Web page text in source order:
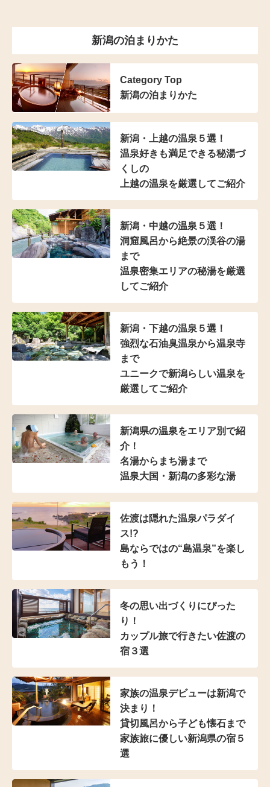
新潟の泊まりかた
Category Top
新潟の泊まりかた
新潟・上越の温泉５選！
温泉好きも満足できる秘湯づ
くしの
上越の温泉を厳選してご紹介
新潟・中越の温泉５選！
洞窟風呂から絶景の渓谷の湯
まで
温泉密集エリアの秘湯を厳選
してご紹介
新潟・下越の温泉５選！
強烈な石油臭温泉から温泉寺
まで
ユニークで新潟らしい温泉を
厳選してご紹介
新潟県の温泉をエリア別で紹
介！
名湯からまち湯まで
温泉大国・新潟の多彩な湯
佐渡は隠れた温泉パラダイ
ス!?
島ならではの“島温泉”を楽し
もう！
冬の思い出づくりにぴった
り！
カップル旅で行きたい佐渡の
宿３選
家族の温泉デビューは新潟で
決まり！
貸切風呂から子ども懐石まで
家族旅に優しい新潟県の宿５
選